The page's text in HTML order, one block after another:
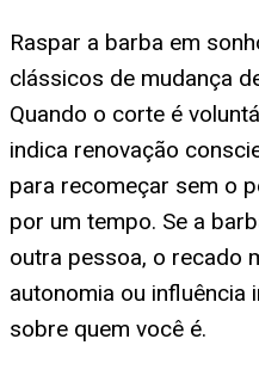
Raspar a barba em
clássicos de mudança
Quando o corte é
indica renovação
para recomeçar sem o
por um tempo. Se a
outra pessoa, o recado
autonomia ou influência
sobre quem você é.